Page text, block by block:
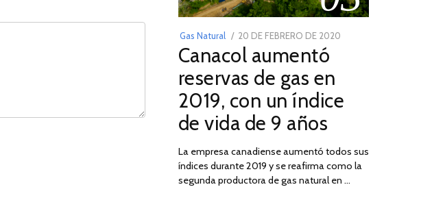
Gas Natural
POSTED
ON
20 DE FEBRERO DE 2020
2025
Canacol aumentó
reservas de gas en
2019, con un índice
de vida de 9 años
La empresa canadiense aumentó todos sus
índices durante 2019 y se reafirma como la
segunda productora de gas natural en …